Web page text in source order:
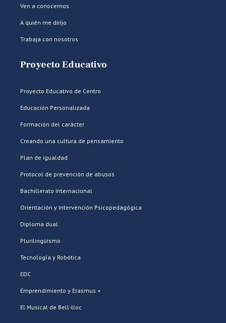
Ven a conocernos
A quién me dirijo
Trabaja con nosotros
Proyecto Educativo
Proyecto Educativo de Centro
Educación Personalizada
Formación del carácter
Creando una cultura de pensamiento
Plan de igualdad
Protocol de prevención de abusos
Bachillerato Internacional
Orientación y Intervención Psicopedagógica
Diploma dual
Plurilingüismo
Tecnología y Robótica
EDC
Emprendimiento y Erasmus +
El Musical de Bell-lloc